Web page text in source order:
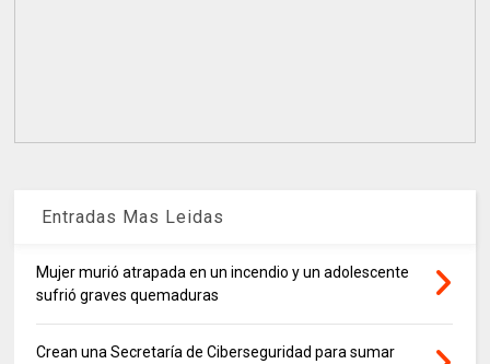
Entradas Mas Leidas
Mujer murió atrapada en un incendio y un adolescente
sufrió graves quemaduras
Crean una Secretaría de Ciberseguridad para sumar